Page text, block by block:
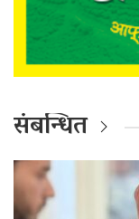
संबन्धित